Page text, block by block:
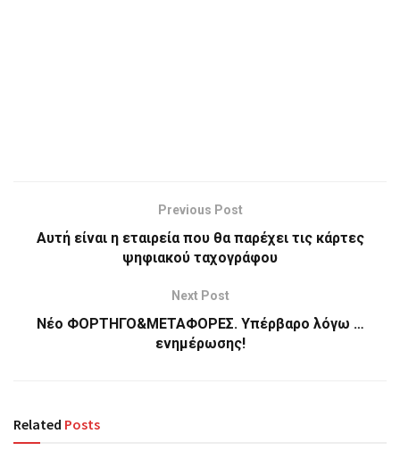
Previous Post
Αυτή είναι η εταιρεία που θα παρέχει τις κάρτες
ψηφιακού ταχογράφου
Next Post
Νέο ΦΟΡΤΗΓΟ&ΜΕΤΑΦΟΡΕΣ. Υπέρβαρο λόγω …
ενημέρωσης!
Related Posts